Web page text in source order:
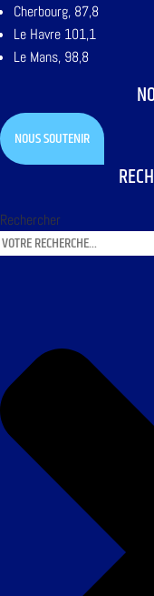
Cherbourg, 87,8
Le Havre 101,1
Le Mans, 98,8
NOUS SOUTENIR
Rechercher